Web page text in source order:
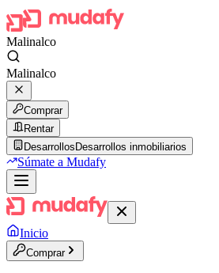
Malinalco
Malinalco
Comprar
Rentar
Desarrollos Desarrollos inmobiliarios
Súmate a Mudafy
Inicio
Comprar